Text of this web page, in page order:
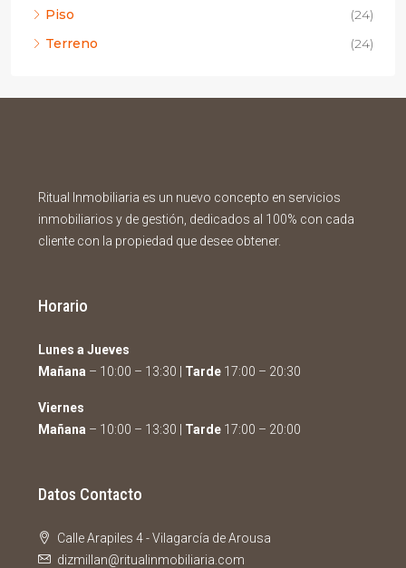
Piso
(24)
Terreno
(24)
Ritual Inmobiliaria es un nuevo concepto en servicios
inmobiliarios y de gestión, dedicados al 100% con cada
cliente con la propiedad que desee obtener.
Horario
Lunes a Jueves
Mañana – 10:00 – 13:30 | Tarde 17:00 – 20:30
Viernes
Mañana – 10:00 – 13:30 | Tarde 17:00 – 20:00
Datos Contacto
Calle Arapiles 4 - Vilagarcía de Arousa
dizmillan@ritualinmobiliaria.com